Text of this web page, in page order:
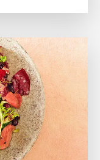
og grillet hjerte